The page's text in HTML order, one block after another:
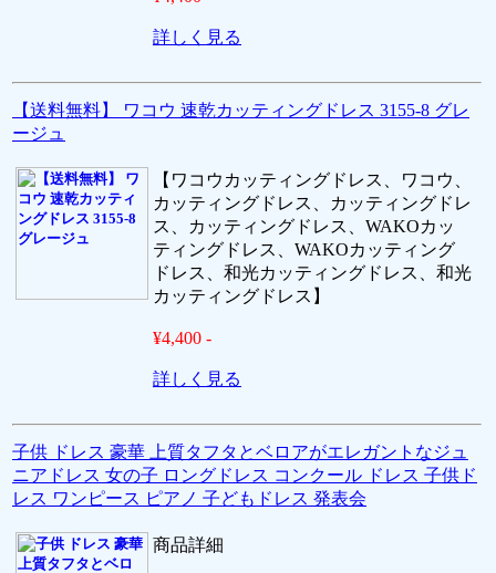
詳しく見る
【送料無料】 ワコウ 速乾カッティングドレス 3155-8 グレ
ージュ
【ワコウカッティングドレス、ワコウ、
カッティングドレス、カッティングドレ
ス、カッティングドレス、WAKOカッ
ティングドレス、WAKOカッティング
ドレス、和光カッティングドレス、和光
カッティングドレス】
¥4,400 -
詳しく見る
子供 ドレス 豪華 上質タフタとベロアがエレガントなジュ
ニアドレス 女の子 ロングドレス コンクール ドレス 子供ド
レス ワンピース ピアノ 子どもドレス 発表会
商品詳細